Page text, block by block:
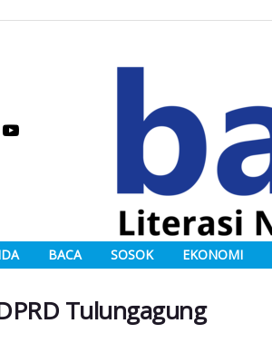
BACA SOSOK EKONOMI
Tulungagung